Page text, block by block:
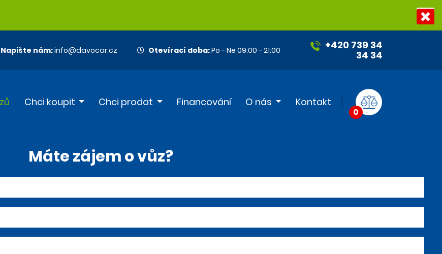
Napište nám:info@davocar.cz Otevírací doba:Po - Ne 09:00 - 21:00 +420 739 34
34 34
Chci koupit Chci prodat Financování O nás Kontakt
0
Máte zájem o vůz?